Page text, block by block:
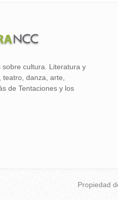
sobre cultura. Literatura y
danza, arte,
de Tentaciones y los
Propiedad